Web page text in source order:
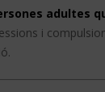
adultes
i